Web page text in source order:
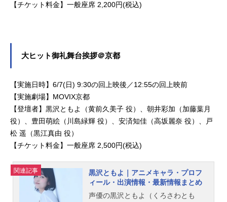
【チケット料金】一般座席 2,200円(税込)
大ヒット御礼舞台挨拶＠京都
【実施日時】6/7(日) 9:30の回上映後／12:55の回上映前
【実施劇場】MOVIX京都
【登壇者】黒沢ともよ（黄前久美子 役）、朝井彩加（加藤葉月
役）、豊田萌絵（川島緑輝 役）、安済知佳（高坂麗奈 役）、戸
松 遥（黒江真由 役）
【チケット料金】一般座席 2,500円(税込)
関連記事
黒沢ともよ｜アニメキャラ・プロフ
ィール・出演情報・最新情報まとめ
声優の黒沢ともよ（くろさわとも